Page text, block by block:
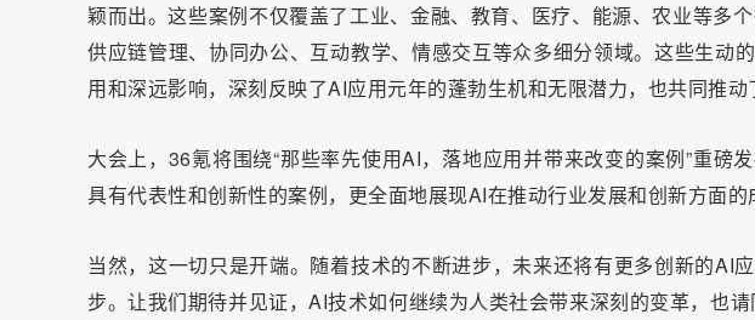
颖而出。这些案例不仅覆盖了工业、金融、教育、医疗、能源、农业等多
供应链管理、协同办公、互动教学、情感交互等众多细分领域。这些生动
用和深远影响，深刻反映了AI应用元年的蓬勃生机和无限潜力，也共同推动
大会上，36氪将围绕“那些率先使用AI，落地应用并带来改变的案例”重磅
具有代表性和创新性的案例，更全面地展现AI在推动行业发展和创新方面的
当然，这一切只是开端。随着技术的不断进步，未来还将有更多创新的AI
步。让我们期待并见证，AI技术如何继续为人类社会带来深刻的变革，也